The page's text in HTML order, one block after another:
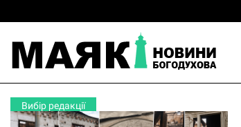
Вибір редакції